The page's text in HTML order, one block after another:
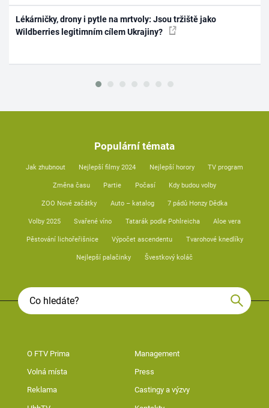
Lékárničky, drony i pytle na mrtvoly: Jsou tržiště jako
Wildberries legitimním cílem Ukrajiny?
Populární témata
Jak zhubnout Nejlepší filmy 2024 Nejlepší horory TV program
Změna času Partie Počasí Kdy budou volby
ZOO Nové začátky Auto – katalog 7 pádů Honzy Dědka
Volby 2025 Svařené víno Tatarák podle Pohlreicha Aloe vera
Pěstování lichořeřišnice Výpočet ascendentu Tvarohové knedlíky
Nejlepší palačinky Švestkový koláč
O FTV Prima Management
Volná místa Press
Reklama Castingy a výzvy